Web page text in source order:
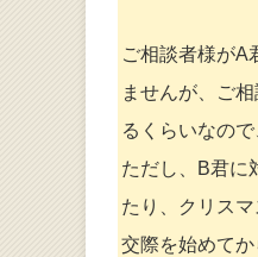
ご相談者様がA
ませんが、ご
るくらいなの
ただし、B君に
たり、クリス
交際を始めて